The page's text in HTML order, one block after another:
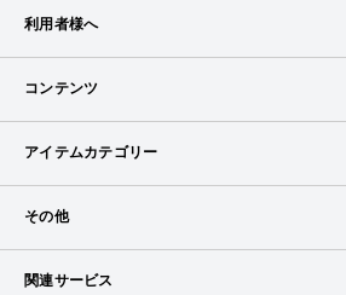
利用者様へ
メンバーログイン
メンバー会員について
アイテム掲載リクエスト
コンテンツ
ランキング
ブランドから探す
アイテムカテゴリー
スキンケア
その他
お問い合わせ（ブランド様）
関連サービス